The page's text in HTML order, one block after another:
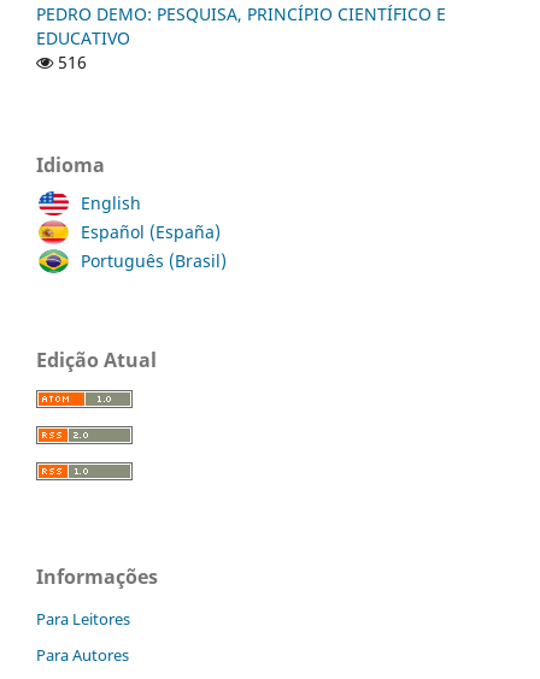
PEDRO DEMO: PESQUISA, PRINCÍPIO CIENTÍFICO E
EDUCATIVO
516
Idioma
English
Español (España)
Português (Brasil)
Edição Atual
Informações
Para Leitores
Para Autores